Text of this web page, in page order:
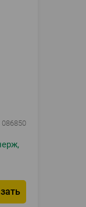
086850